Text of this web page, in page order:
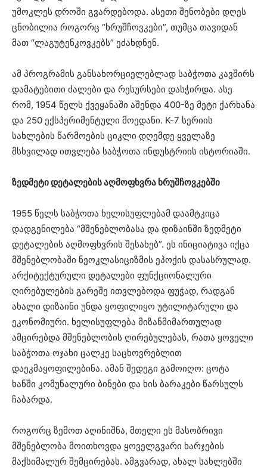
უმოკლეს დროში გვარდებოდა. ასეთი შენობები დღეს
ცნობილია როგორც “ხრუშჩოვკები”, თუმცა თავიდან
მათ “ლაგუტენკოვკებს” ეძახდნენ.
ამ პროგრამის განსახორციელებლად საბჭოთა კავშირს
დამატებითი ძალები და რესურსები დასჭირდა. ასე
რომ, 1954 წელს ქვეყანაში აშენდა 400-ზე მეტი ქარხანა
და 250 ექსპერიმენტული მოედანი. K-7 სერიის
სახლების წარმოების ციკლი დღემდე ყველაზე
მსხვილად ითვლება საბჭოთა ინდუსტრიის ისტორიაში.
ზედმეტი დეტალების აღმოფხვრა ხრუშჩოვკებში
1955 წელს საბჭოთა ხელისუფლებამ დაამტკიცა
დადგენილება “მშენებლობასა და დიზაინში ზედმეტი
დეტალების აღმოფხვრის შესახებ”. ეს ინიციატივა იქცა
მშენებლობაში ნეოკლასიციზმის ეპოქის დასასრულად.
არქიტექტურული დეტალები ფუნქციონალური
ღირებულების გარეშე ითვლებოდა ფუჭად, რადგან
ახალი დიზაინი უნდა ყოფილიყო უტილიტარული და
ეკონომიური. ხელისუფლება მიზანმიმართულად
ამცირებდა მშენებლობის ღირებულებას, რათა ყოველი
საბჭოთა ოჯახი ცალკე საცხოვრებლით
დაეკმაყოფილებინა. ამან შედეგი გამოიღო: ცოტა
ხანში კომუნალური ბინები და ხის ბარაკები წარსულს
ჩაბარდა.
როგორც ზემოთ აღინიშნა, მთელი ეს მასობრივი
მშენებლობა მოითხოვდა ყოველგვარი ხარჯების
მაქსიმალურ შემცირებას. ამგვარად, ახალ სახლებში